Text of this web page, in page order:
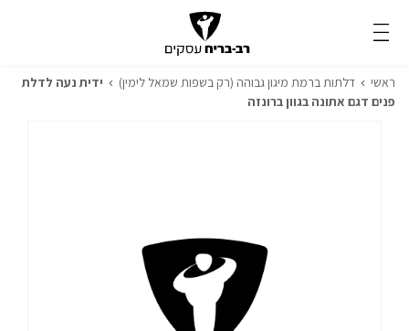
ראשי דלתות ברמת מיגון גבוהה (רק בשפות שמאל לימין)
ידית נעה לדלת
פנים דגם אתונה בגוון ברונזה